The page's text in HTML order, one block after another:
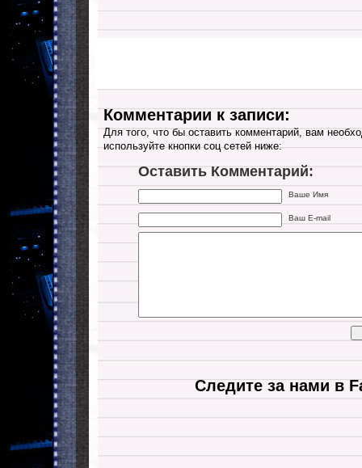
Комментарии к записи:
Для того, что бы оставить комментарий, вам
используйте кнопки соц сетей ниже:
Оставить Комментарий:
Ваше Имя
Ваш E-mail
Следите за нами в